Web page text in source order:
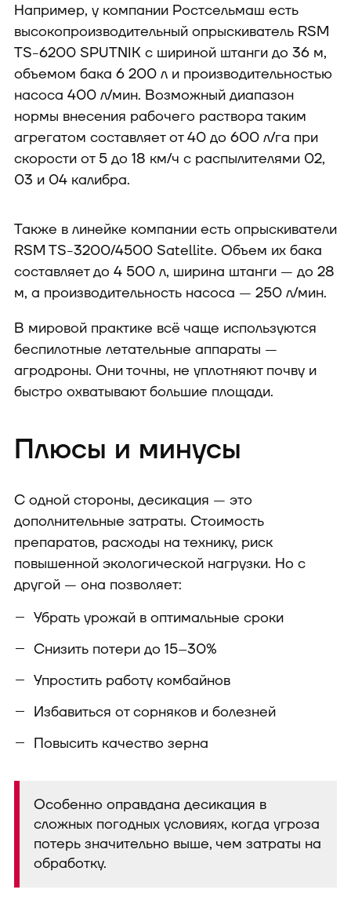
Например, у компании Ростсельмаш есть
высокопроизводительный опрыскиватель RSM
TS-6200 SPUTNIK с шириной штанги до 36 м,
объемом бака 6 200 л и производительностью
насоса 400 л/мин. Возможный диапазон
нормы внесения рабочего раствора таким
агрегатом составляет от 40 до 600 л/га при
скорости от 5 до 18 км/ч с распылителями 02,
03 и 04 калибра.
Также в линейке компании есть опрыскиватели
RSM TS-3200/4500 Satellite. Объем их бака
составляет до 4 500 л, ширина штанги — до 28
м, а производительность насоса — 250 л/мин.
В мировой практике всё чаще используются
беспилотные летательные аппараты —
агродроны. Они точны, не уплотняют почву и
быстро охватывают большие площади.
Плюсы и минусы
С одной стороны, десикация — это
дополнительные затраты. Стоимость
препаратов, расходы на технику, риск
повышенной экологической нагрузки. Но с
другой — она позволяет:
Убрать урожай в оптимальные сроки
Снизить потери до 15–30%
Упростить работу комбайнов
Избавиться от сорняков и болезней
Повысить качество зерна
Особенно оправдана десикация в
сложных погодных условиях, когда угроза
потерь значительно выше, чем затраты на
обработку.